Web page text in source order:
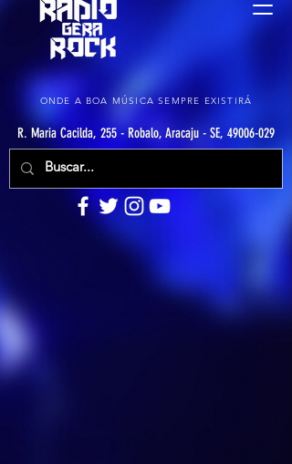
ONDE A BOA MÚSICA SEMPRE EXISTIRÁ
R. Maria Cacilda, 255 - Robalo, Aracaju - SE, 49006-029